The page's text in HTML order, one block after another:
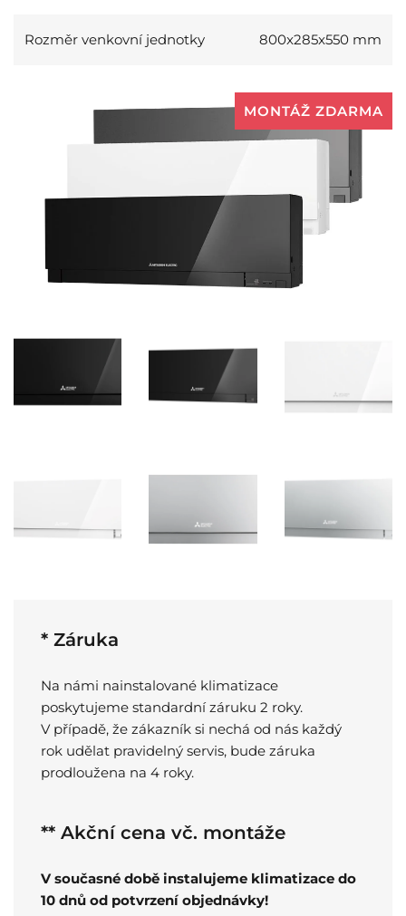
Rozměr venkovní jednotky 800x285x550 mm
MONTÁŽ ZDARMA
* Záruka
Na námi nainstalované klimatizace
poskytujeme standardní záruku 2 roky.
V případě, že zákazník si nechá od nás každý
rok udělat pravidelný servis, bude záruka
prodloužena na 4 roky.
** Akční cena vč. montáže
V současné době instalujeme klimatizace do
10 dnů od potvrzení objednávky!